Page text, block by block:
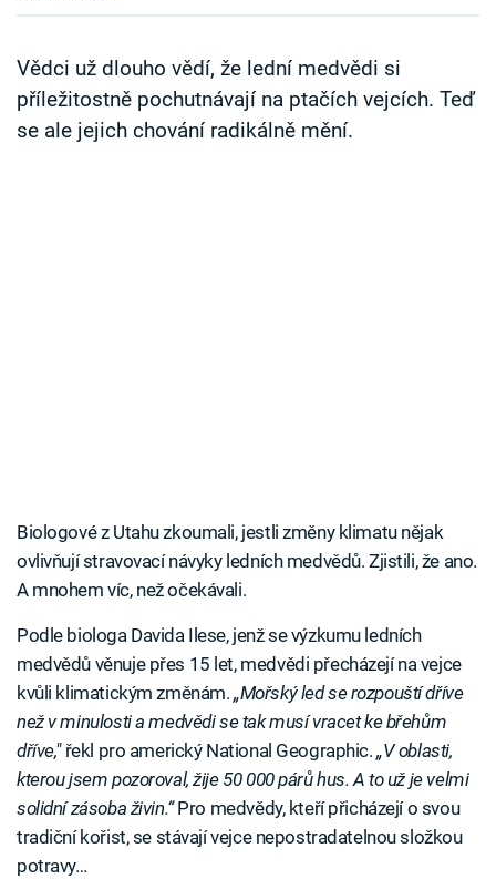
Sledujte nás
Vědci už dlouho vědí, že lední medvědi si
příležitostně pochutnávají na ptačích vejcích. Teď
se ale jejich chování radikálně mění.
Biologové z Utahu zkoumali, jestli změny klimatu nějak
ovlivňují stravovací návyky ledních medvědů. Zjistili, že ano.
A mnohem víc, než očekávali.
Podle biologa Davida Ilese, jenž se výzkumu ledních
medvědů věnuje přes 15 let, medvědi přecházejí na vejce
kvůli klimatickým změnám. „Mořský led se rozpouští dříve
než v minulosti a medvědi se tak musí vracet ke břehům
dříve,"řekl pro americký National Geographic.„V oblasti,
kterou jsem pozoroval, žije 50 000 párů hus. A to už je velmi
solidní zásoba živin.“Pro medvědy, kteří přicházejí o svou
tradiční kořist, se stávají vejce nepostradatelnou složkou
potravy…